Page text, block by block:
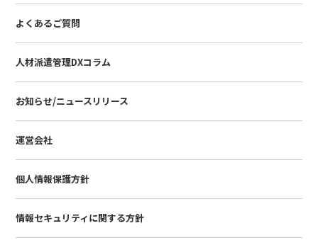
よくあるご質問
人材派遣管理DXコラム
お知らせ/ニュースリリース
運営会社
個人情報保護方針
情報セキュリティに関する方針